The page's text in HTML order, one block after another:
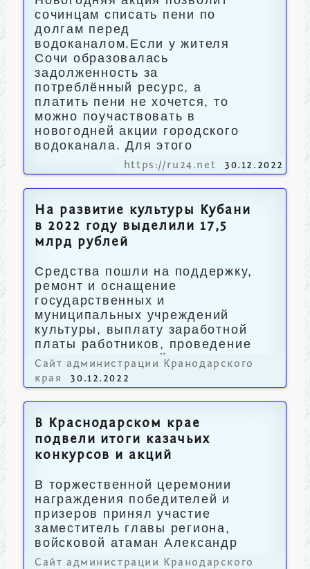
сочинцам списать пени по
долгам перед
водоканалом.Если у жителя
Сочи образовалась
задолженность за
потреблённый ресурс, а
платить пени не хочется, то
можно поучаствовать в
новогодней акции городского
водоканала. Для этого
https://ru24.net 30.12.2022
На развитие культуры Кубани
в 2022 году выделили 17,5
млрд рублей
Средства пошли на поддержку,
ремонт и оснащение
государственных и
муниципальных учреждений
культуры, выплату заработной
платы работников, проведение
сотен мероприятий.
Сайт администрации Кранодарского
края
30.12.2022
В Краснодарском крае
подвели итоги казачьих
конкурсов и акций
В торжественной церемонии
награждения победителей и
призеров принял участие
заместитель главы региона,
войсковой атаман Александр
Власов.
Сайт администрации Кранодарского